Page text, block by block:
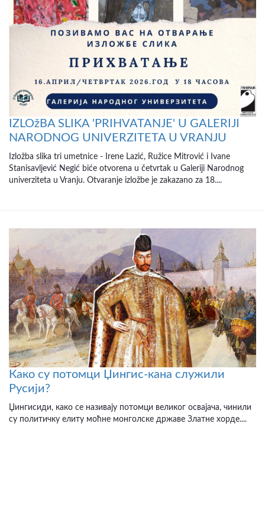
IZLOžBA SLIKA 'PRIHVATANJE' U GALERIJI
NARODNOG UNIVERZITETA U VRANJU
Izložba slika tri umetnice - Irene Lazić, Ružice Mitrović i Ivane
Stanisavljević Negić biće otvorena u četvrtak u Galeriji Narodnog
univerziteta u Vranju. Otvaranje izložbe je zakazano za 18....
Како су потомци Џингис-кана служили
Русији?
Џингисиди, како се називају потомци великог освајача, чинили
су политичку елиту моћне монголске државе Златне хорде....